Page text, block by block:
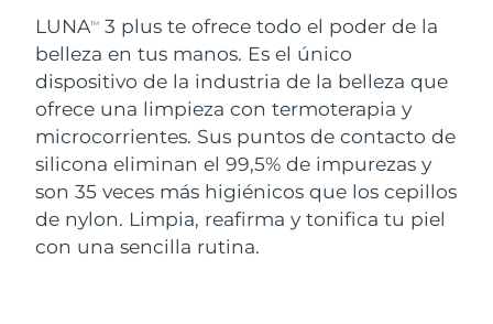
LUNATM
3 plus te ofrece todo el poder de la
belleza en tus manos. Es el único
dispositivo de la industria de la belleza que
ofrece una limpieza con termoterapia y
microcorrientes. Sus puntos de contacto de
silicona eliminan el 99,5% de impurezas y
son 35 veces más higiénicos que los cepillos
de nylon. Limpia, reafirma y tonifica tu piel
con una sencilla rutina.
Anti-aging massage
LUNA™ 4 Plus
Massage, LED heating
LUNA™ 4 Men
For men, anti-aging massage
Microcurrent toning
BEAR™ 2 go
Microcurrent toning on-the-go
BEAR™ 2 eyes & lips
Microcurrent line smoothing device
Hidratación
UFO™ 3 pack
Deep facial hydration
UFO™ 3 LED
Cuidado bucal
issa™ 4
Hybrid silicone sonic toothbrush
issa™ 4 plus
TRATAMIENTO ANTIEDAD FAQ™
NEW
Bermudas Entrega prevista8/15/26
Bosnia y Herzegovina Entrega prevista
Brunéi Entrega prevista8/14/26
Bulgaria Entrega prevista8/9/26
Canadá Entrega prevista 8/13/26